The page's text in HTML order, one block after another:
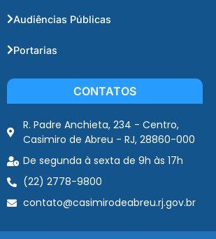
Audiências Públicas
Portarias
CONTATOS
R. Padre Anchieta, 234 - Centro,
Casimiro de Abreu - RJ, 28860-000
De segunda à sexta de 9h às 17h
(22) 2778-9800
contato@casimirodeabreu.rj.gov.br